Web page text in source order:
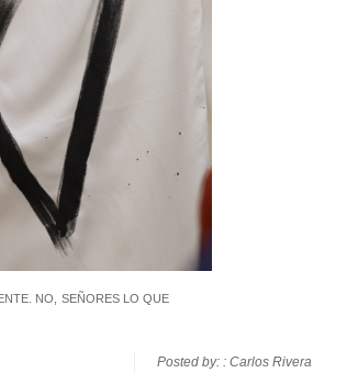
NO, SEÑORES LO QUE
Posted by: : Carlos Rivera